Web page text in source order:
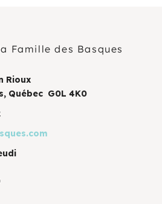
Famille des Basques
Rioux
Québec G0L 4K0